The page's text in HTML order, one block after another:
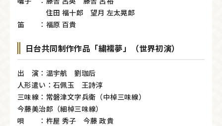
住田 福十郎 望月 左太晃郎
笛 ：福原 百貴
日台共同制作作品「繍襦夢」（世界初演）
出 演：温宇航 劉珈后
人形遣い：石佩玉 王詩淳
三味線：常磐津文字兵衛（中棹三味線）
今藤美治郎（細棹三味線）
唄 ：杵屋 秀子 今藤 政貴